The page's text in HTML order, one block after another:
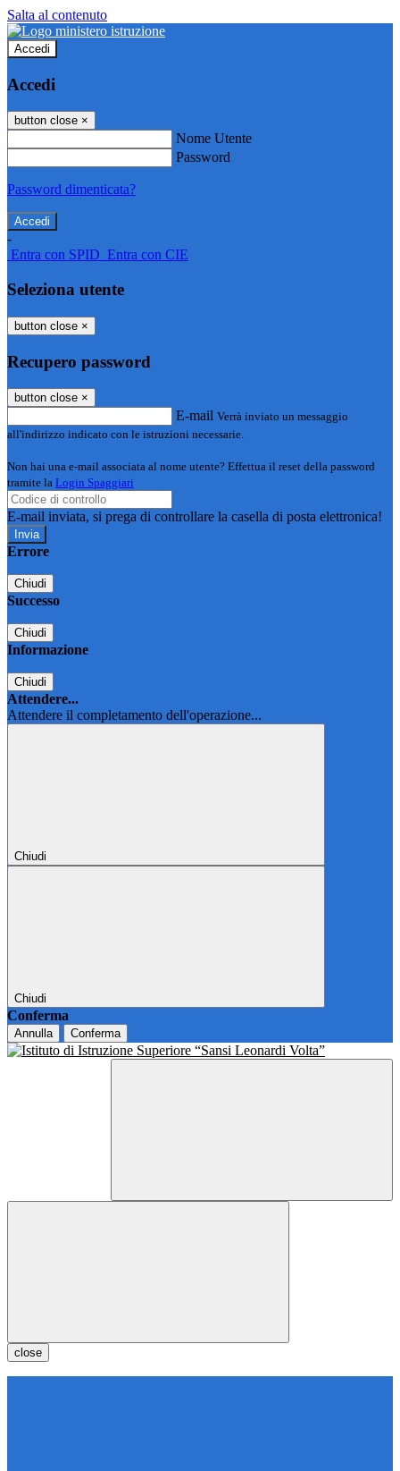
Salta al contenuto
Accedi
Accedi
button close ×
Nome Utente
Password
Password dimenticata?
-
Entra con SPID Entra con CIE
Seleziona utente
button close ×
Recupero password
button close ×
E-mail Verrà inviato un messaggio
all'indirizzo indicato con le istruzioni necessarie.
Non hai una e-mail associata al nome utente? Effettua il reset della password
tramite la Login Spaggiari
E-mail inviata, si prega di controllare la casella di posta elettronica!
Errore
Chiudi
Successo
Chiudi
Informazione
Chiudi
Attendere...
Attendere il completamento dell'operazione...
Chiudi
Chiudi
Conferma
Annulla Conferma
close